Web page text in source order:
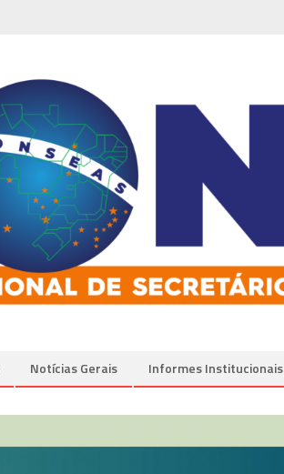
Notí­cias Gerais Informes Institucionais